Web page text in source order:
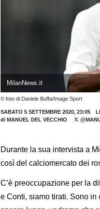
MilanNews.it
© foto di Daniele Buffa/Image Sport
SABATO 5 SETTEMBRE 2020, 23:05
di MANUEL DEL VECCHIO
Durante la sua intervista a
così del calciomercato dei
C’è preoccupazione per la
e Conti, siamo tirati. Sono in